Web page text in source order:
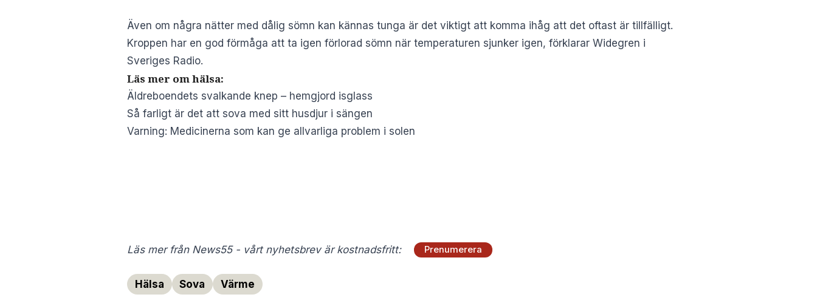
Även om några nätter med dålig sömn kan kännas tunga är det viktigt att komma ihåg att det oftast är tillfälligt.
Kroppen har en god förmåga att ta igen förlorad sömn när temperaturen sjunker igen, förklarar Widegren i
Sveriges Radio.
Läs mer om hälsa:
Äldreboendets svalkande knep – hemgjord isglass
Så farligt är det att sova med sitt husdjur i sängen
Varning: Medicinerna som kan ge allvarliga problem i solen
Läs mer från News55 - vårt nyhetsbrev är kostnadsfritt: Prenumerera
Hälsa Sova Värme